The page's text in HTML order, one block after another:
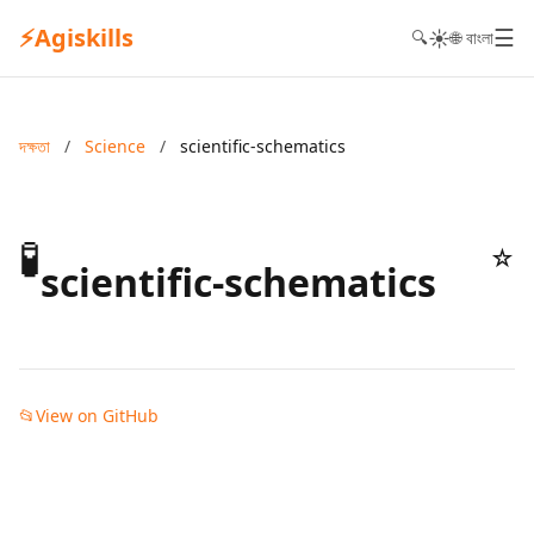
⚡Agiskills 🔍☀️🌐 বাংলা☰
দক্ষতা / Science / scientific-schematics
🧪scientific-schematics ☆
📂View on GitHub